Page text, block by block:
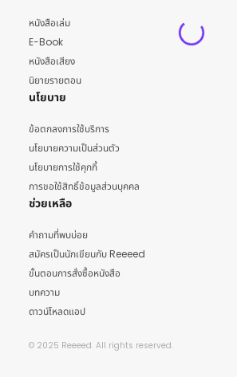
หนังสือเล่ม
E-Book
หนังสือเสียง
นิยายรายตอน
นโยบาย
ข้อตกลงการใช้บริการ
นโยบายความเป็นส่วนตัว
นโยบายการใช้คุกกี้
การขอใช้สิทธิ์ข้อมูลส่วนบุคคล
ช่วยเหลือ
คำถามที่พบบ่อย
สมัครเป็นนักเขียนกับ Reeeed
ขั้นตอนการสั่งซื้อหนังสือ
บทความ
ดาวน์โหลดแอป
© 2025 Reeeed. All rights reserved.